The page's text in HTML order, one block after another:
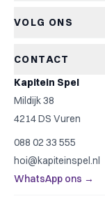
Kinderspellen
Top 10
Het Kapiteinsspel
Spelregels
Contact
VOLG ONS
CONTACT
Kapitein Spel
Mildijk 38
4214 DS Vuren
088 02 33 555
hoi@kapiteinspel.nl
WhatsApp ons →